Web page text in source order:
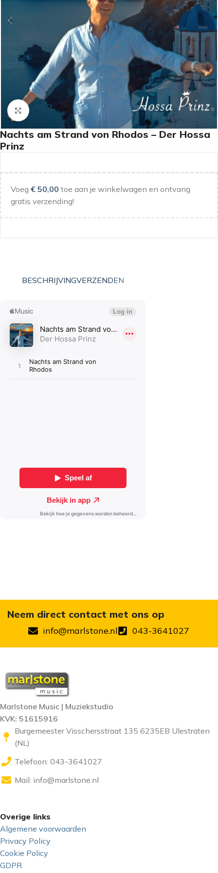
Klik om te vergroten
Nachts am Strand von Rhodos – Der Hossa
Prinz
Voeg € 50,00 toe aan je winkelwagen en ontvang
gratis verzending!
BESCHRIJVINGVERZENDEN
Neem direct contact met ons op
info@marlstone.nl 043-3641027
Marlstone Music | Muziekstudio
KVK: 51615916
Burgemeester Visschersstraat 135 6235EB Ulestraten
(NL)
Telefoon: 043-3641027
Mail: info@marlstone.nl
Overige links
Algemene voorwaarden
Privacy Policy
Cookie Policy
GDPR